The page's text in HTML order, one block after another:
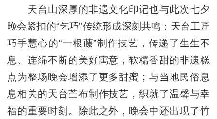
天台山深厚的非遗文化印记也与此次七夕
晚会紧扣的“乞巧”传统形成深刻共鸣：天台工匠
巧手慧心的“一根藤”制作技艺，传递了生生不
息、连绵不断的美好寓意；软糯香甜的非遗糕
点为整场晚会增添了更多甜蜜；与当地民俗息
息相关的天台苎布制作技艺，织就了温馨与幸
福的重要时刻。除此之外，晚会中还出现了竹